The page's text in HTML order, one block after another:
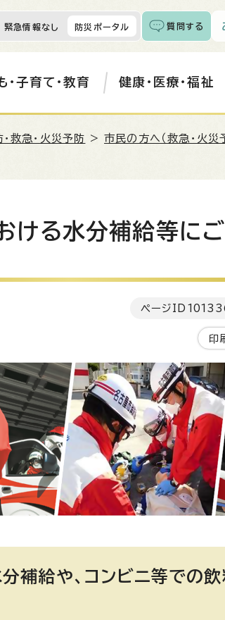
緊急情報なし 防災ポータル 質問する
・子育て・教育 健康・医療・福祉
・救急・火災予防 >市民の方へ（救急・火災
ける水分補給等に
ページID
印
補給や、コンビニ等での